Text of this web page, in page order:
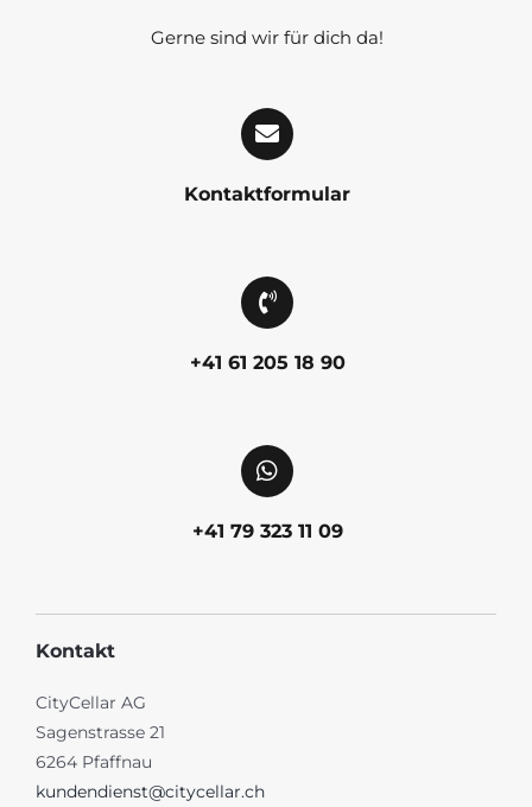
Gerne sind wir für dich da!
Kontaktformular
+41 61 205 18 90
+41 79 323 11 09
Kontakt
CityCellar AG
Sagenstrasse 21
6264 Pfaffnau
kundendienst@citycellar.ch